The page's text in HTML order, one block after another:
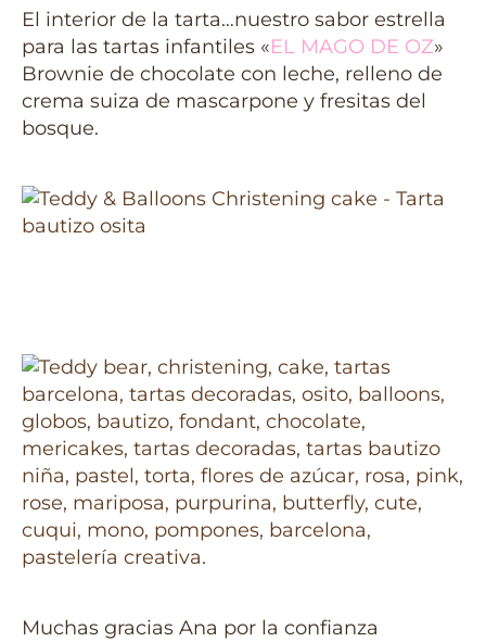
El interior de la tarta…nuestro sabor estrella
para las tartas infantiles «EL MAGO DE OZ»
Brownie de chocolate con leche, relleno de
crema suiza de mascarpone y fresitas del
bosque.
Muchas gracias Ana por la confianza